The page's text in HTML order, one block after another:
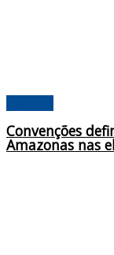
Convenções
Amazonas nas